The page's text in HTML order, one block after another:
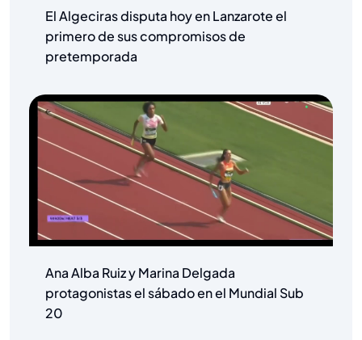
El Algeciras disputa hoy en Lanzarote el
primero de sus compromisos de
pretemporada
Ana Alba Ruiz y Marina Delgada
protagonistas el sábado en el Mundial Sub
20